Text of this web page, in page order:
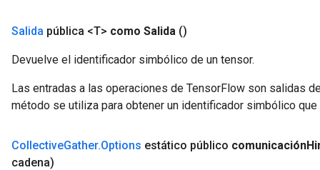
Salida pública <T> como Salida ()
Devuelve el identificador simbólico de un tensor.
Las entradas a las operaciones de TensorFlow son salidas
método se utiliza para obtener un identificador simbólico
CollectiveGather.Options estático público comunicación
cadena)